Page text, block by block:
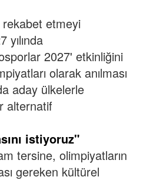
rekabet etmeyi
2027' etkinliğini
olarak anılması
aday ülkelerle
alternatif
istiyoruz"
tersine, olimpiyatların
gereken kültürel